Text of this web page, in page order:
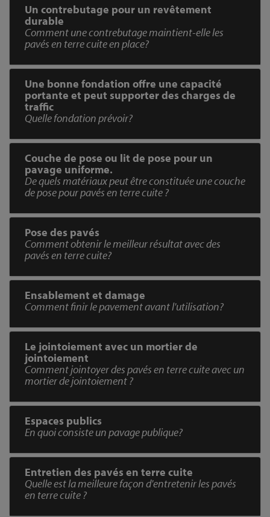
Un contrebutage pour un revêtement
durable
Comment une contrebutage maintient-elle les
pavés en terre cuite en place?
Une bonne fondation offre une capacité
portante et peut supporter des charges de
traffic
Quelle fondation prévoir?
Couche de pose ou lit de pose pour un
pavage uniforme.
De quels matériaux peut être constituée une couche
de pose pour pavés en terre cuite ?
Pose des pavés
Comment obtenir le meilleur résultat avec des
pavés en terre cuite?
Ensablement et damage
Comment finir le pavement avant l'utilisation?
Le jointoiement avec un mortier de
jointoiement
Comment jointoyer des pavés en terre cuite avec un
mortier de jointoiement ?
Espaces publics
En quoi consiste un pavage publique?
Entretien des pavés en terre cuite
Quelle est la meilleure façon d'entretenir les pavés
en terre cuite ?